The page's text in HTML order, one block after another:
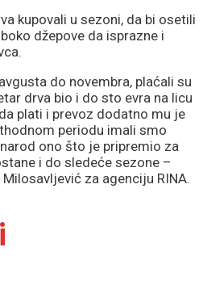
kupovali u sezoni, da bi osetili
džepove da isprazne i
do novembra, plaćali su
drva bio i do sto evra na licu
plati i prevoz dodatno mu je
periodu imali smo
ono što je pripremio za
i do sledeće sezone –
za agenciju RINA.